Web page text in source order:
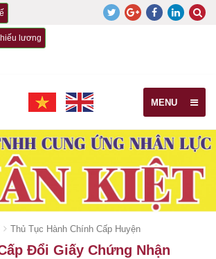
lương
MENU
Thủ Tục Hành Chính Cấp Huyện
Đổi Giấy Chứng Nhận